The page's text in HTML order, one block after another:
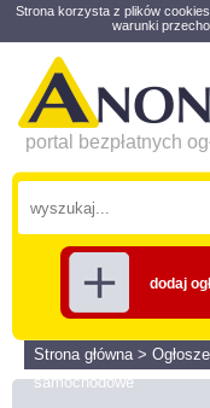
Strona korzysta z plików
warunki
portal bezpłatnych
dodaj
Strona główna>
samochodowe